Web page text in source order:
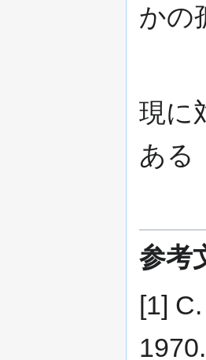
かの
現に
ある
参考
[1]